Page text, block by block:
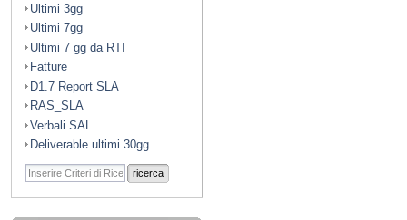
Ultimi 3gg
Ultimi 7gg
Ultimi 7 gg da RTI
Fatture
D1.7 Report SLA
RAS_SLA
Verbali SAL
Deliverable ultimi 30gg
ricerca